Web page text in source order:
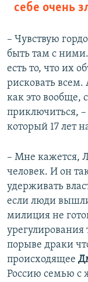
себе очень
– Чувствую
быть там с
есть то, что их
рисковать всем.
как это вообще,
приключиться, –
который 17 лет
– Мне кажется,
человек. И он
удерживать
если люди
милиция не
порыве драки
происходящее
Россию семью с